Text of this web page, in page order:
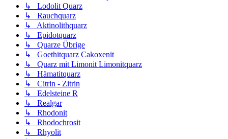
↳ Lodolit Quarz
↳ Rauchquarz
↳ Aktinolithquarz
↳ Epidotquarz
↳ Quarze Übrige
↳ Goethitquarz Cakoxenit
↳ Quarz mit Limonit Limonitquarz
↳ Hämatitquarz
↳ Citrin - Zitrin
↳ Edelsteine R
↳ Realgar
↳ Rhodonit
↳ Rhodochrosit
↳ Rhyolit